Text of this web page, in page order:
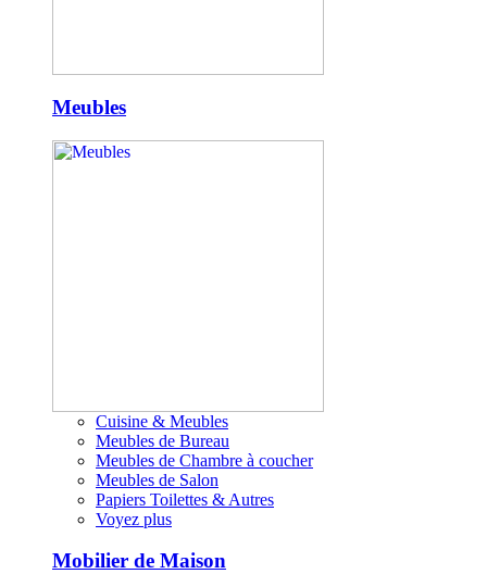
Meubles
Cuisine & Meubles
Meubles de Bureau
Meubles de Chambre à coucher
Meubles de Salon
Papiers Toilettes & Autres
Voyez plus
Mobilier de Maison